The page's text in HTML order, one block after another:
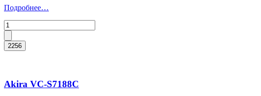
Подробнее…
Akira VC-S7188C